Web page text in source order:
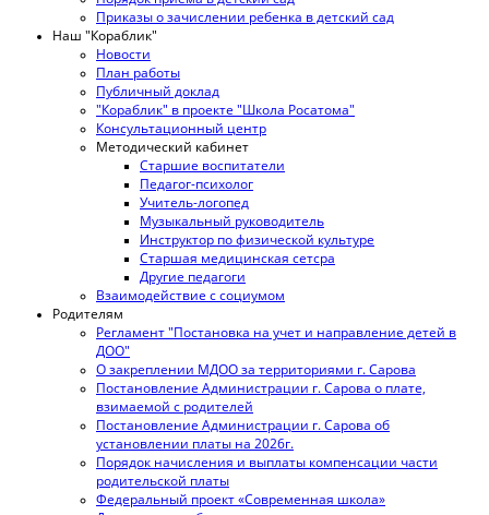
Приказы о зачислении ребенка в детский сад
Наш "Кораблик"
Новости
План работы
Публичный доклад
"Кораблик" в проекте "Школа Росатома"
Консультационный центр
Методический кабинет
Старшие воспитатели
Педагог-психолог
Учитель-логопед
Музыкальный руководитель
Инструктор по физической культуре
Старшая медицинская сетсра
Другие педагоги
Взаимодействие с социумом
Родителям
Регламент "Постановка на учет и направление детей в
ДОО"
О закреплении МДОО за территориями г. Сарова
Постановление Администрации г. Сарова о плате,
взимаемой с родителей
Постановление Администрации г. Сарова об
установлении платы на 2026г.
Порядок начисления и выплаты компенсации части
родительской платы
Федеральный проект «Современная школа»